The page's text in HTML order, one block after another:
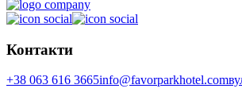
Контакти
+38 063 616 3665info@favorparkhotel.com